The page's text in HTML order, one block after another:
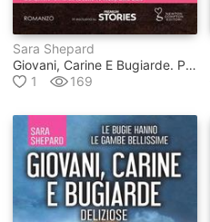
Sara Shepard
Giovani, Carine E Bugiarde. Perverse
1
169